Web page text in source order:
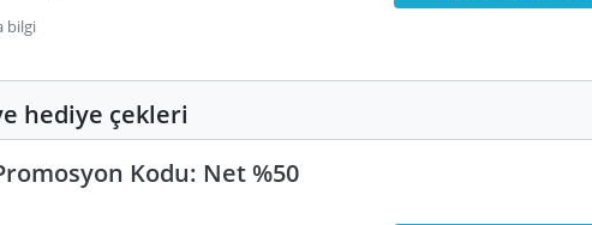
bilgi
hediye çekleri
Kodu: Net %50